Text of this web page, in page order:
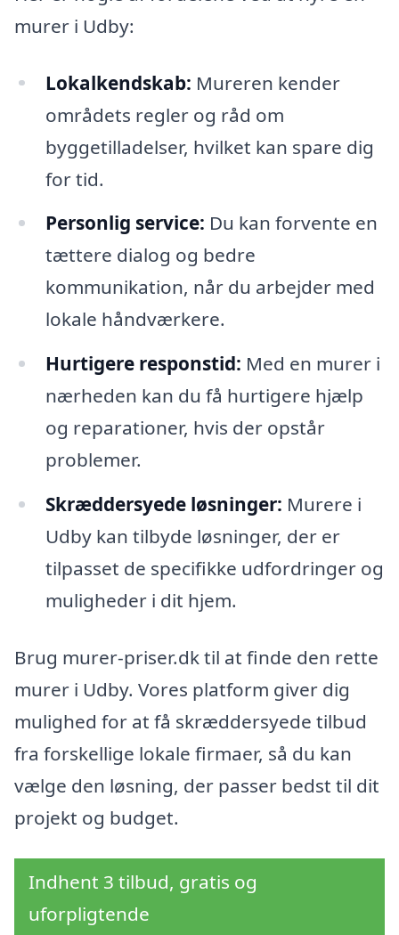
murer i Udby:
Lokalkendskab: Mureren kender
områdets regler og råd om
byggetilladelser, hvilket kan spare dig
for tid.
Personlig service: Du kan forvente en
tættere dialog og bedre
kommunikation, når du arbejder med
lokale håndværkere.
Hurtigere responstid: Med en murer i
nærheden kan du få hurtigere hjælp
og reparationer, hvis der opstår
problemer.
Skræddersyede løsninger: Murere i
Udby kan tilbyde løsninger, der er
tilpasset de specifikke udfordringer og
muligheder i dit hjem.
Brug murer-priser.dk til at finde den rette
murer i Udby. Vores platform giver dig
mulighed for at få skræddersyede tilbud
fra forskellige lokale firmaer, så du kan
vælge den løsning, der passer bedst til dit
projekt og budget.
Indhent 3 tilbud, gratis og
uforpligtende